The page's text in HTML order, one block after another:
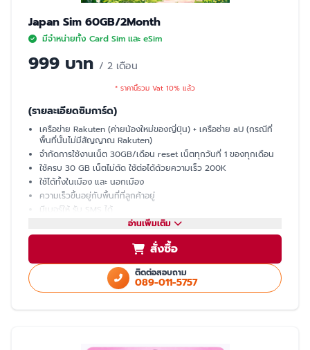
Japan Sim 60GB/2Month
มีจำหน่ายทั้ง Card Sim และ eSim
999 บาท / 2 เดือน
* ราคานี้รวม Vat 10% แล้ว
(รายละเอียดซิมการ์ด)
เครือข่าย Rakuten (ค่ายน้องใหม่ของญี่ปุ่น) + เครือช่าย aU (กรณีที่
พื้นที่นั้นไม่มีสัญญาณ Rakuten)
จำกัดการใช้งานเน็ต 30GB/เดือน reset เน็ตทุกวันที่ 1 ของทุกเดือน
ใช้ครบ 30 GB เน็ตไม่ตัด ใช้ต่อได้ด้วยความเร็ว 200K
ใช้ได้ทั้งในเมือง และ นอกเมือง
ความเร็วขึ้นอยู่กับพื้นที่ที่ลูกค้าอยู่
มีเบอร์ให้ รับ SMS ได้
โทรเข้า-ออก ไม่ได้ ต้องโทรผ่าน LINE
แชร์ hotspot ไม่ได้
บริการหลังการขายโดย ทีมงานคนไทย
อ่านเพิ่มเติม
สั่งซื้อ
ติดต่อสอบถาม
089-011-5757